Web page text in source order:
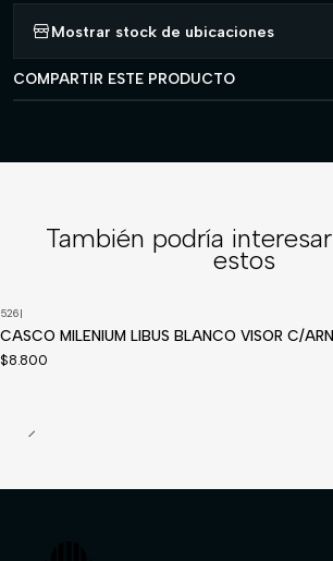
Mostrar stock de ubicaciones
COMPARTIR ESTE PRODUCTO
También podría
estos
526|
CASCO MILENIUM LIBUS BLANCO VISOR C/
$8.800